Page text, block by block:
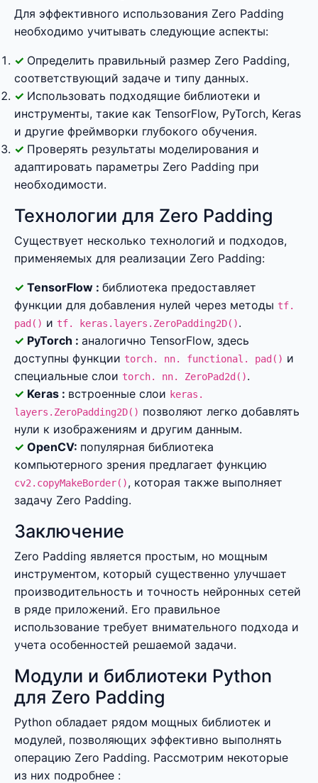
Для эффективного использования Zero Padding
необходимо учитывать следующие аспекты:
Определить правильный размер Zero Padding,
соответствующий задаче и типу данных.
Использовать подходящие библиотеки и
инструменты, такие как TensorFlow, PyTorch, Keras
и другие фреймворки глубокого обучения.
Проверять результаты моделирования и
адаптировать параметры Zero Padding при
необходимости.
Технологии для Zero Padding
Существует несколько технологий и подходов,
применяемых для реализации Zero Padding:
TensorFlow : библиотека предоставляет
функции для добавления нулей через методы tf.
pad() и tf. keras.layers.ZeroPadding2D().
PyTorch : аналогично TensorFlow, здесь
доступны функции torch. nn. functional. pad() и
специальные слои torch. nn. ZeroPad2d().
Keras : встроенные слои keras.
layers.ZeroPadding2D() позволяют легко добавлять
нули к изображениям и другим данным.
OpenCV: популярная библиотека
компьютерного зрения предлагает функцию
cv2.copyMakeBorder(), которая также выполняет
задачу Zero Padding.
Заключение
Zero Padding является простым, но мощным
инструментом, который существенно улучшает
производительность и точность нейронных сетей
в ряде приложений. Его правильное
использование требует внимательного подхода и
учета особенностей решаемой задачи.
Модули и библиотеки Python
для Zero Padding
Python обладает рядом мощных библиотек и
модулей, позволяющих эффективно выполнять
операцию Zero Padding. Рассмотрим некоторые
из них подробнее :